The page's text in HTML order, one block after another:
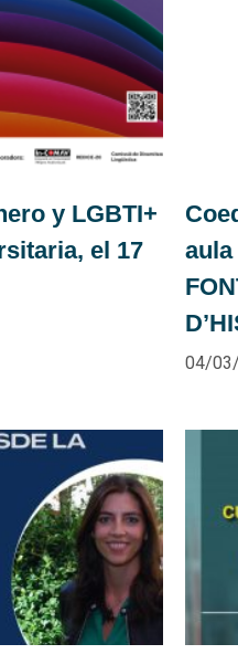
y LGBTI+
el 17
aula
04/